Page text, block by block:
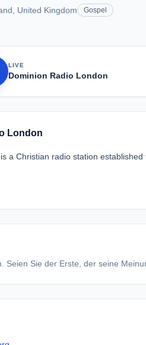
United Kingdom Gospel
LIVE
Dominion Radio London
London
a Christian radio station
Seien Sie der Erste, der seine